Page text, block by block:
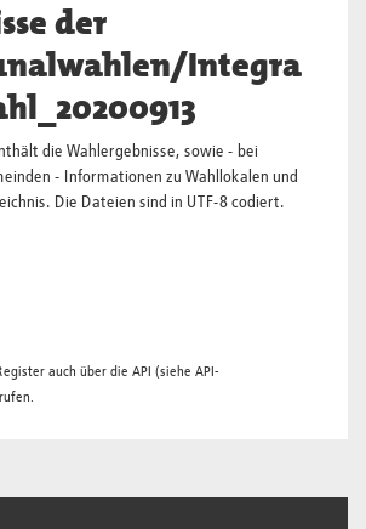
der
Integra
die Wahlergebnisse, sowie - bei
- Informationen zu Wahllokalen und
Die Dateien sind in UTF-8 codiert.
auch über die API (siehe API-